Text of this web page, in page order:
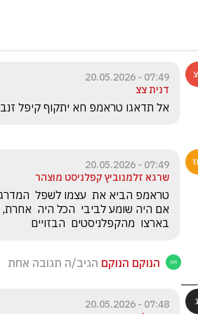
07:49 - 20.05.2026
דנית צצ
אל תדאגו טראמפ חא יתקוף קיפל זנב
07:49 - 20.05.2026
שרגא זלמנוביץ קפלניסט מוצהר
בארצו  מהקפלניסטים  הבזויים
הנוקם הנוקם הגיב/ה תגובה אחת
07:48 - 20.05.2026